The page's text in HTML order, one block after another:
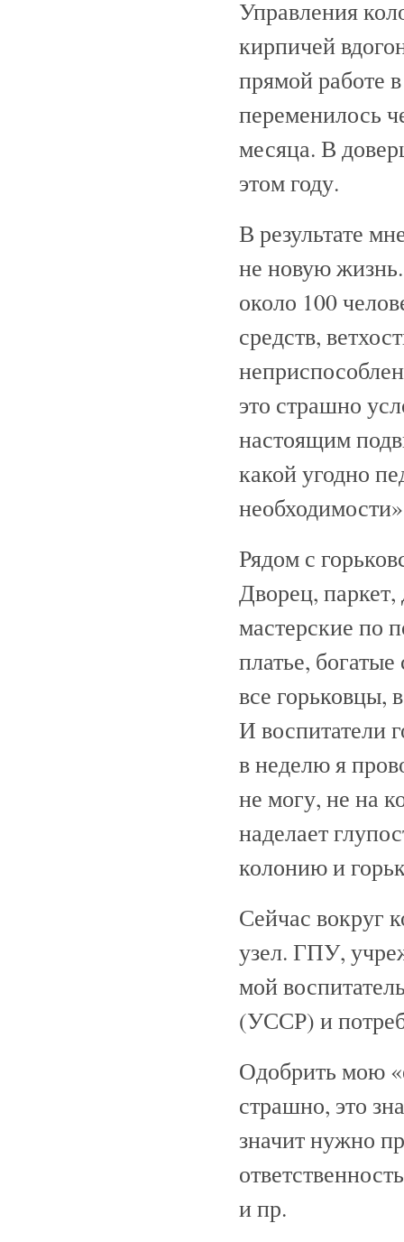
Управления
кирпичей
прямой работе
переменилось
месяца. В
этом году.
В результате
не новую
около 100
средств,
это страшно
настоящим
какой угодно
Рядом с
Дворец, паркет,
мастерские по
платье,
все горьковцы,
И воспитатели
в неделю я
не могу, не на
наделает
колонию и
Сейчас вокруг
узел. ГПУ,
мой
(УССР) и
Одобрить мою
страшно, это
значит нужно
и пр.